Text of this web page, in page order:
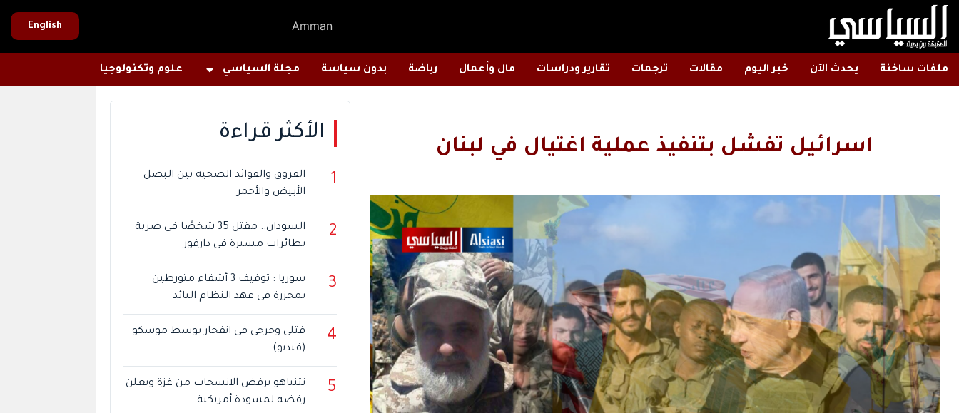
Amman
English
ملفات ساخنة يحدث الآن خبر اليوم مقالات ترجمات تقارير ودراسات مال وأعمال رياضة بدون سياسة مجلة السياسي علوم وتكنولوجيا
اسرائيل تفشل بتنفيذ عملية اغتيال في لبنان
الأكثر قراءة
1
الفروق والفوائد الصحية بين البصل
الأبيض والأحمر
2
السودان.. مقتل 35 شخصًا في ضربة
بطائرات مسيرة في دارفور
3
سوريا : توقيف 3 أشقاء متورطين
بمجزرة في عهد النظام البائد
4
قتلى وجرحى في انفجار بوسط موسكو
(فيديو)
5
نتنياهو يرفض الانسحاب من غزة ويعلن
رفضه لمسودة أمريكية